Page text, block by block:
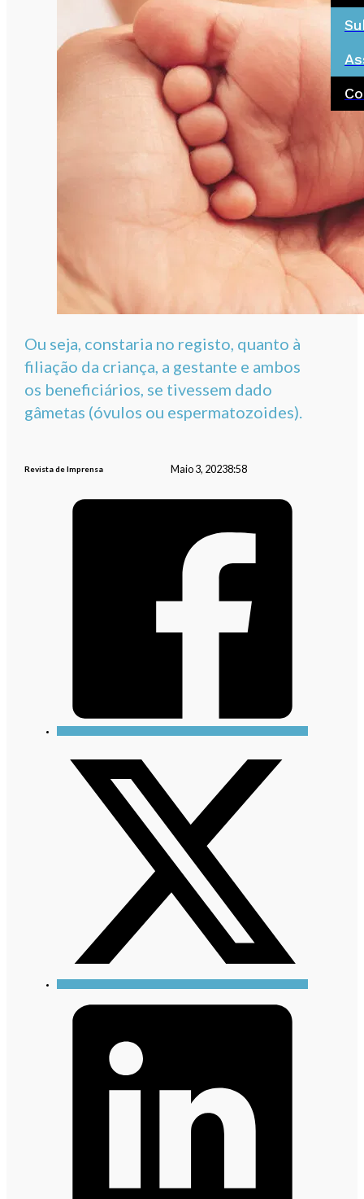
Ou seja, constaria no registo, quanto à
filiação da criança, a gestante e ambos
os beneficiários, se tivessem dado
gâmetas (óvulos ou espermatozoides).
Revista de Imprensa Maio 3, 20238:58